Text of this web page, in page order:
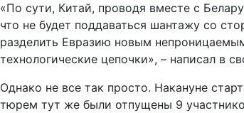
«По сути, Китай, проводя вместе с
что не будет поддаваться шантажу со
разделить Евразию новым
технологические цепочки», – написал в
Однако не все так просто. Накануне
тюрем тут же были отпущены 9